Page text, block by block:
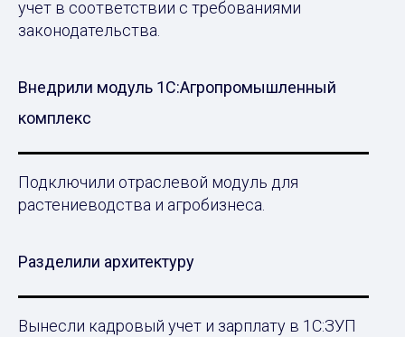
учет в соответствии с требованиями
законодательства.
Внедрили модуль 1С:Агропромышленный
комплекс
Подключили отраслевой модуль для
растениеводства и агробизнеса.
Разделили архитектуру
Вынесли кадровый учет и зарплату в 1С:ЗУП